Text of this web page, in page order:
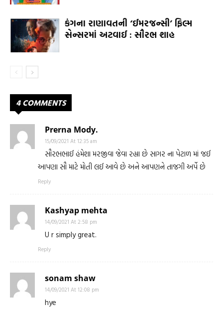
કંગના રાણાવતની ‘ઈમરજન્સી’ ફિલ્મ
સેન્સરમાં અટવાઈ : સૌરભ શાહ
4 COMMENTS
Prerna Mody.
15/09/2021 At 12:35 am
સૌરભભાઈ હંમેશા મરજીવા જેવા રહ્યા છે સાગર ના પેટાળ માં જઈ
આપણા સૌ માટે મોતી લઈ આવે છે અને આપણને તાજગી અર્પે છે
Reply
Kashyap mehta
14/09/2021 At 2:58 pm
U r simply great.
Reply
sonam shaw
14/09/2021 At 12:08 pm
hye